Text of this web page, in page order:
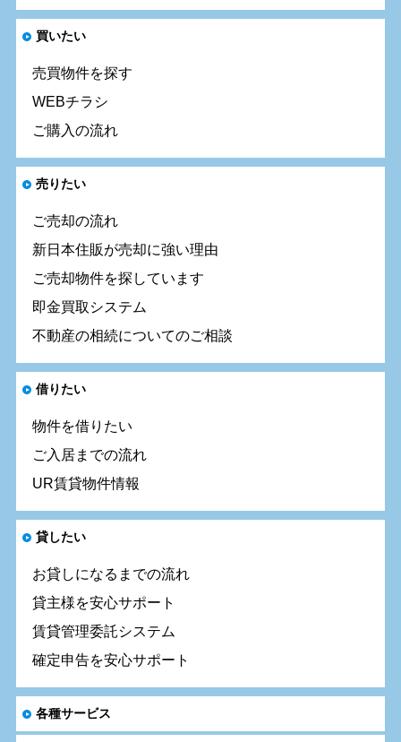
買いたい
売買物件を探す
WEBチラシ
ご購入の流れ
売りたい
ご売却の流れ
新日本住販が売却に強い理由
ご売却物件を探しています
即金買取システム
不動産の相続についてのご相談
借りたい
物件を借りたい
ご入居までの流れ
UR賃貸物件情報
貸したい
お貸しになるまでの流れ
貸主様を安心サポート
賃貸管理委託システム
確定申告を安心サポート
各種サービス